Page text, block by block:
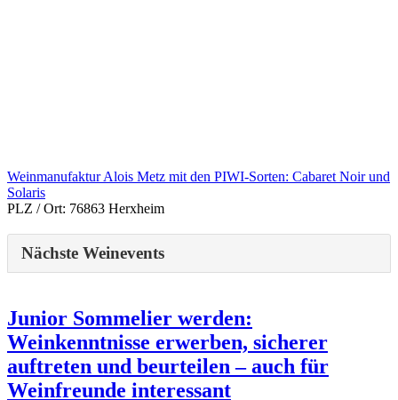
Weinmanufaktur Alois Metz mit den PIWI-Sorten: Cabaret Noir und
Solaris
PLZ / Ort: 76863 Herxheim
Nächste Weinevents
Junior Sommelier werden:
Weinkenntnisse erwerben, sicherer
auftreten und beurteilen – auch für
Weinfreunde interessant